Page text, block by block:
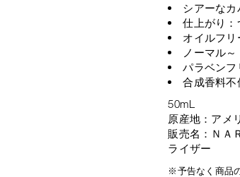
シアーなカ
仕上がり：
オイルフリ
ノーマル
パラベンフ
合成香料不
50mL
原産地：アメ
販売名：ＮＡ
ライザー
※予告なく商品